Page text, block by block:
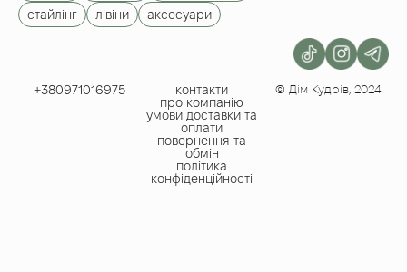
стайлінг
лівіни аксесуари
+380971016975​
контакти
про компанію
умови доставки та
оплати
повернення та
обмін
політика
конфіденційності
© Дім Кудрів, 2024